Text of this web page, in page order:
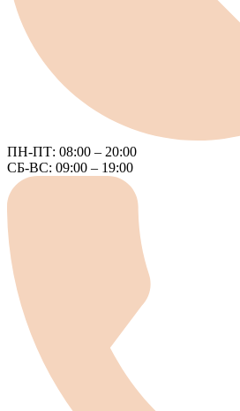
ПН-ПТ: 08:00 – 20:00
СБ-ВС: 09:00 – 19:00